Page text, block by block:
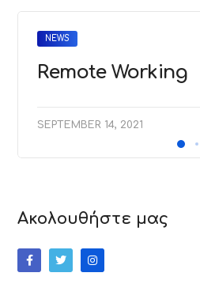
NEWS
Remote Working
SEPTEMBER 14, 2021
Ακολουθήστε μας